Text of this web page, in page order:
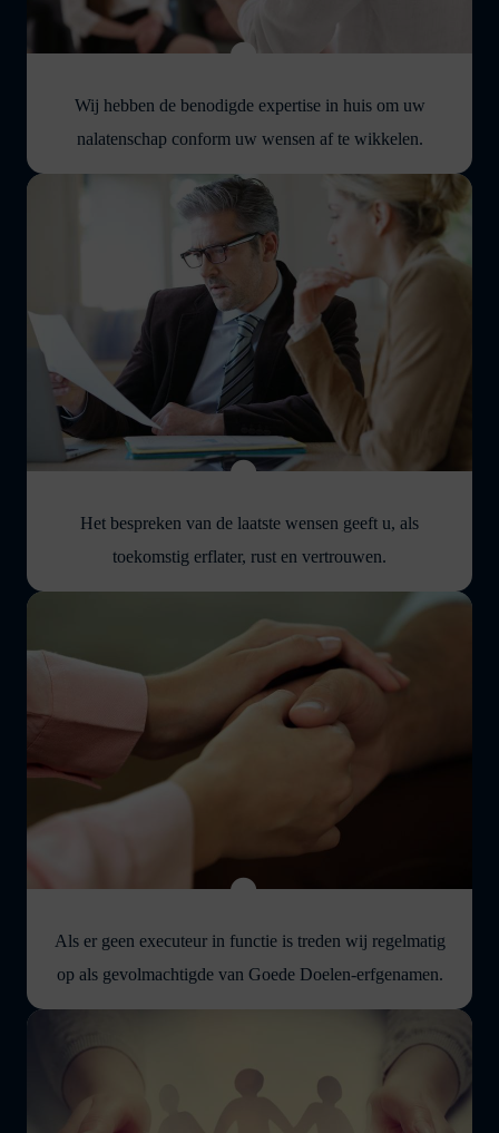
Wij hebben de benodigde expertise in huis om uw
nalatenschap conform uw wensen af te wikkelen.
Het bespreken van de laatste wensen geeft u, als
toekomstig erflater, rust en vertrouwen.
Als er geen executeur in functie is treden wij regelmatig
op als gevolmachtigde van Goede Doelen-erfgenamen.